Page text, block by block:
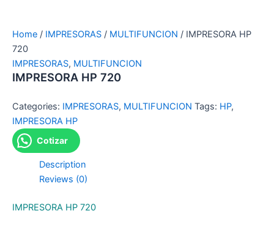
Home / IMPRESORAS / MULTIFUNCION / IMPRESORA HP
720
IMPRESORAS, MULTIFUNCION
IMPRESORA HP 720
Categories: IMPRESORAS, MULTIFUNCION Tags: HP,
IMPRESORA HP
Cotizar
Description
Reviews (0)
IMPRESORA HP 720